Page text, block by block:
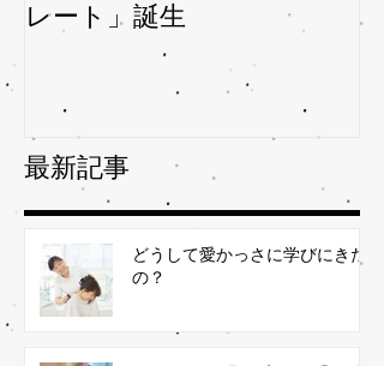
レート」誕生
最新記事
どうして愛かっさに学びにきた
の？